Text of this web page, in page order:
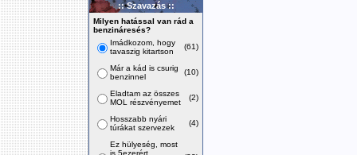
:: Szavazás ::
Milyen hatással van rád a
benzináresés?
Imádkozom, hogy
tavaszig kitartson
(61)
Már a kád is csurig
benzinnel
(10)
Eladtam az összes
MOL részvényemet
(2)
Hosszabb nyári
túrákat szervezek
(4)
Ez hülyeség, most
is 5ezerért